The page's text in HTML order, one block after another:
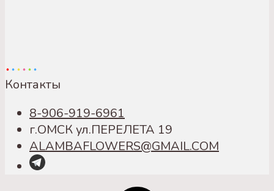
Контакты
8-906-919-6961
г.ОМСК ул.ПЕРЕЛЕТА 19
ALAMBAFLOWERS@GMAIL.COM